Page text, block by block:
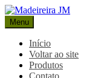
Pular
para
o
conteúdo
Madeireira JM
Blog Madeireira JM
Menu
Início
Voltar ao site
Produtos
Contato